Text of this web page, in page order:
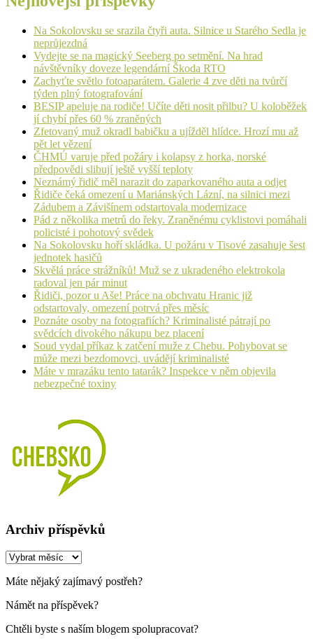
Na Sokolovsku se srazila čtyři auta. Silnice u Starého Sedla je
neprůjezdná
Vydejte se na magický Seeberg po setmění. Na hrad
návštěvníky doveze legendární Škoda RTO
Zachyťte světlo fotoaparátem. Galerie 4 zve děti na tvůrčí
týden plný fotografování
BESIP apeluje na rodiče! Učíte děti nosit přilbu? U koloběžek
jí chybí přes 60 % zraněných
Zfetovaný muž okradl babičku a ujížděl hlídce. Hrozí mu až
pět let vězení
ČHMÚ varuje před požáry i kolapsy z horka, norské
předpovědi slibují ještě vyšší teploty
Neznámý řidič měl narazit do zaparkovaného auta a odjet
Řidiče čeká omezení u Mariánských Lázní, na silnici mezi
Zádubem a Závišínem odstartovala modernizace
Pád z několika metrů do řeky. Zraněnému cyklistovi pomáhali
policisté i pohotový svědek
Na Sokolovsku hoří skládka. U požáru v Tisové zasahuje šest
jednotek hasičů
Skvělá práce strážníků! Muž se z ukradeného elektrokola
radoval jen pár minut
Řidiči, pozor u Aše! Práce na obchvatu Hranic již
odstartovaly, omezení potrvá přes měsíc
Poznáte osoby na fotografiích? Kriminalisté pátrají po
svědcích divokého nákupu bez placení
Soud vydal příkaz k zatčení muže z Chebu. Pohybovat se
může mezi bezdomovci, uvádějí kriminalisté
Máte v mrazáku tento tatarák? Inspekce v něm objevila
nebezpečné toxiny
Archiv příspěvků
Archiv
Máte nějaký zajímavý postřeh?
Námět na příspěvek?
Chtěli byste s naším blogem spolupracovat?